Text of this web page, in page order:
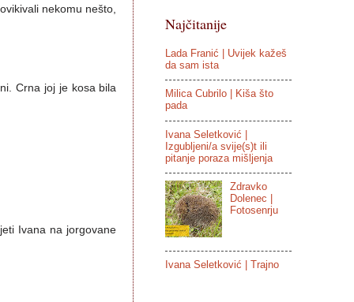
nekomu nešto,
Crna joj je kosa bila
Ivana na jorgovane
Najčitanije
Lada Franić | Uvijek kažeš
da sam ista
Milica Cubrilo | Kiša što
pada
Ivana Seletković |
Izgubljeni/a svije(s)t ili
pitanje poraza mišljenja
Zdravko
Dolenec |
Fotosenrju
Ivana Seletković | Trajno